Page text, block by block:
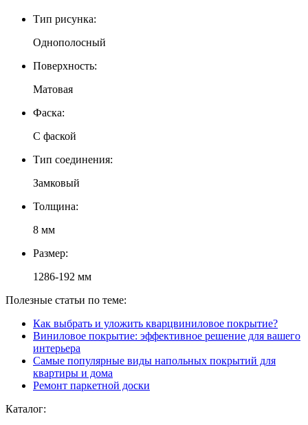
Тип рисунка:
Однополосный
Поверхность:
Матовая
Фаска:
С фаской
Тип соединения:
Замковый
Толщина:
8 мм
Размер:
1286-192 мм
Полезные статьи по теме:
Как выбрать и уложить кварцвиниловое покрытие?
Виниловое покрытие: эффективное решение для вашего
интерьера
Самые популярные виды напольных покрытий для
квартиры и дома
Ремонт паркетной доски
Каталог: